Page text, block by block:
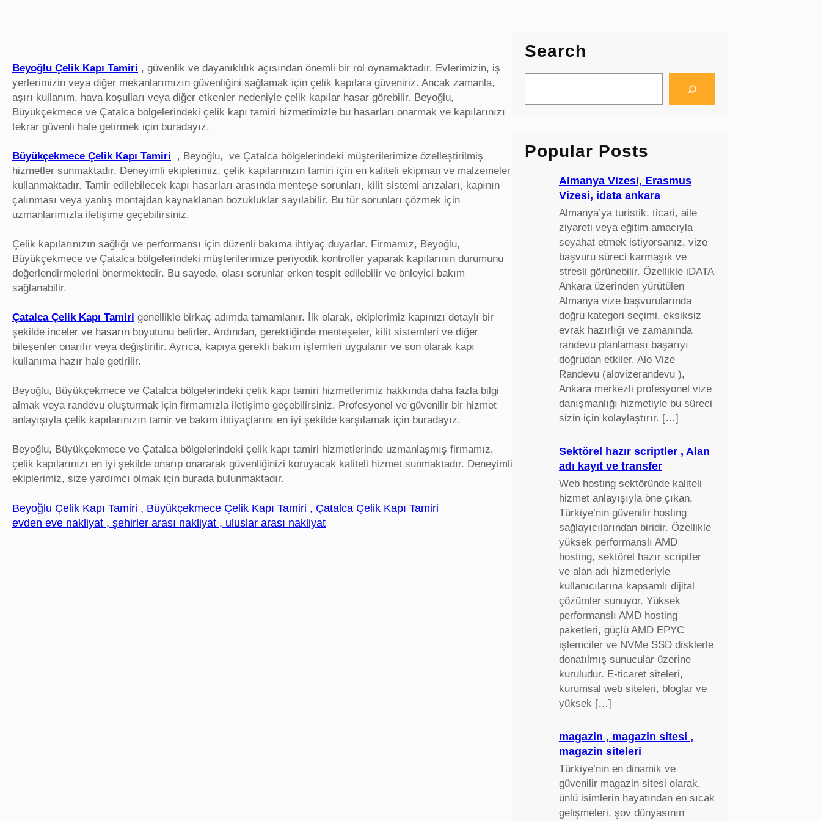
Beyoğlu Çelik Kapı Tamiri , güvenlik ve dayanıklılık açısından önemli bir rol oynamaktadır. Evlerimizin, iş
yerlerimizin veya diğer mekanlarımızın güvenliğini sağlamak için çelik kapılara güveniriz. Ancak zamanla,
aşırı kullanım, hava koşulları veya diğer etkenler nedeniyle çelik kapılar hasar görebilir. Beyoğlu,
Büyükçekmece ve Çatalca bölgelerindeki çelik kapı tamiri hizmetimizle bu hasarları onarmak ve kapılarınızı
tekrar güvenli hale getirmek için buradayız.
Büyükçekmece Çelik Kapı Tamiri , Beyoğlu, ve Çatalca bölgelerindeki müşterilerimize özelleştirilmiş
hizmetler sunmaktadır. Deneyimli ekiplerimiz, çelik kapılarınızın tamiri için en kaliteli ekipman ve malzemeler
kullanmaktadır. Tamir edilebilecek kapı hasarları arasında menteşe sorunları, kilit sistemi arızaları, kapının
çalınması veya yanlış montajdan kaynaklanan bozukluklar sayılabilir. Bu tür sorunları çözmek için
uzmanlarımızla iletişime geçebilirsiniz.
Çelik kapılarınızın sağlığı ve performansı için düzenli bakıma ihtiyaç duyarlar. Firmamız, Beyoğlu,
Büyükçekmece ve Çatalca bölgelerindeki müşterilerimize periyodik kontroller yaparak kapılarının durumunu
değerlendirmelerini önermektedir. Bu sayede, olası sorunlar erken tespit edilebilir ve önleyici bakım
sağlanabilir.
Çatalca Çelik Kapı Tamiri genellikle birkaç adımda tamamlanır. İlk olarak, ekiplerimiz kapınızı detaylı bir
şekilde inceler ve hasarın boyutunu belirler. Ardından, gerektiğinde menteşeler, kilit sistemleri ve diğer
bileşenler onarılır veya değiştirilir. Ayrıca, kapıya gerekli bakım işlemleri uygulanır ve son olarak kapı
kullanıma hazır hale getirilir.
Beyoğlu, Büyükçekmece ve Çatalca bölgelerindeki çelik kapı tamiri hizmetlerimiz hakkında daha fazla bilgi
almak veya randevu oluşturmak için firmamızla iletişime geçebilirsiniz. Profesyonel ve güvenilir bir hizmet
anlayışıyla çelik kapılarınızın tamir ve bakım ihtiyaçlarını en iyi şekilde karşılamak için buradayız.
Beyoğlu, Büyükçekmece ve Çatalca bölgelerindeki çelik kapı tamiri hizmetlerinde uzmanlaşmış firmamız,
çelik kapılarınızı en iyi şekilde onarıp onararak güvenliğinizi koruyacak kaliteli hizmet sunmaktadır. Deneyimli
ekiplerimiz, size yardımcı olmak için burada bulunmaktadır.
Beyoğlu Çelik Kapı Tamiri , Büyükçekmece Çelik Kapı Tamiri , Çatalca Çelik Kapı Tamiri
evden eve nakliyat , şehirler arası nakliyat , uluslar arası nakliyat
Search
a
h
Popular Posts
Almanya Vizesi, Erasmus
Vizesi, idata ankara
Almanya’ya turistik, ticari, aile
ziyareti veya eğitim amacıyla
seyahat etmek istiyorsanız, vize
başvuru süreci karmaşık ve
stresli görünebilir. Özellikle iDATA
Ankara üzerinden yürütülen
Almanya vize başvurularında
doğru kategori seçimi, eksiksiz
evrak hazırlığı ve zamanında
randevu planlaması başarıyı
doğrudan etkiler. Alo Vize
Randevu (alovizerandevu ),
Ankara merkezli profesyonel vize
danışmanlığı hizmetiyle bu süreci
sizin için kolaylaştırır. […]
Sektörel hazır scriptler , Alan
adı kayıt ve transfer
Web hosting sektöründe kaliteli
hizmet anlayışıyla öne çıkan,
Türkiye’nin güvenilir hosting
sağlayıcılarından biridir. Özellikle
yüksek performanslı AMD
hosting, sektörel hazır scriptler
ve alan adı hizmetleriyle
kullanıcılarına kapsamlı dijital
çözümler sunuyor. Yüksek
performanslı AMD hosting
paketleri, güçlü AMD EPYC
işlemciler ve NVMe SSD disklerle
donatılmış sunucular üzerine
kuruludur. E-ticaret siteleri,
kurumsal web siteleri, bloglar ve
yüksek […]
magazin , magazin sitesi ,
magazin siteleri
Türkiye’nin en dinamik ve
güvenilir magazin sitesi olarak,
ünlü isimlerin hayatından en sıcak
gelişmeleri, şov dünyasının